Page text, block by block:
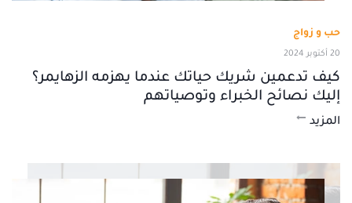
حب و زواج
20 أكتوبر 2024
كيف تدعمين شريك حياتك عندما يهزمه الزهايمر؟
إليك نصائح الخبراء وتوصياتهم
المزيد